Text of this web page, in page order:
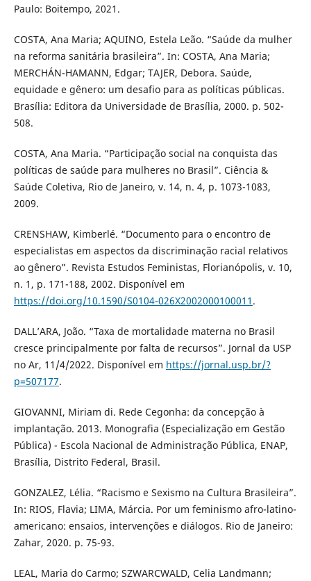
Paulo: Boitempo, 2021.
COSTA, Ana Maria; AQUINO, Estela Leão. “Saúde da mulher
na reforma sanitária brasileira”. In: COSTA, Ana Maria;
MERCHÁN-HAMANN, Edgar; TAJER, Debora. Saúde,
equidade e gênero: um desafio para as políticas públicas.
Brasília: Editora da Universidade de Brasília, 2000. p. 502-
508.
COSTA, Ana Maria. “Participação social na conquista das
políticas de saúde para mulheres no Brasil”. Ciência &
Saúde Coletiva, Rio de Janeiro, v. 14, n. 4, p. 1073-1083,
2009.
CRENSHAW, Kimberlé. “Documento para o encontro de
especialistas em aspectos da discriminação racial relativos
ao gênero”. Revista Estudos Feministas, Florianópolis, v. 10,
n. 1, p. 171-188, 2002. Disponível em
https://doi.org/10.1590/S0104-026X2002000100011 .
DALL’ARA, João. “Taxa de mortalidade materna no Brasil
cresce principalmente por falta de recursos”. Jornal da USP
no Ar, 11/4/2022. Disponível em https://jornal.usp.br/?
p=507177.
GIOVANNI, Miriam di. Rede Cegonha: da concepção à
implantação. 2013. Monografia (Especialização em Gestão
Pública) - Escola Nacional de Administração Pública, ENAP,
Brasília, Distrito Federal, Brasil.
GONZALEZ, Lélia. “Racismo e Sexismo na Cultura Brasileira”.
In: RIOS, Flavia; LIMA, Márcia. Por um feminismo afro-latino-
americano: ensaios, intervenções e diálogos. Rio de Janeiro:
Zahar, 2020. p. 75-93.
LEAL, Maria do Carmo; SZWARCWALD, Celia Landmann;